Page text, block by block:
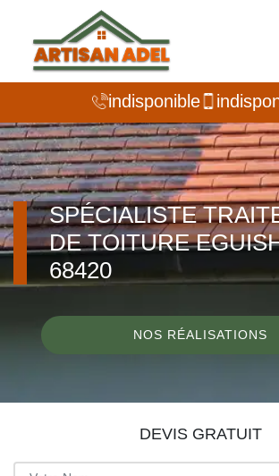
indisponible
SPÉCIALISTE
DE TOITURE
68420
NOS RÉALISATIONS
DEVIS GRATUIT